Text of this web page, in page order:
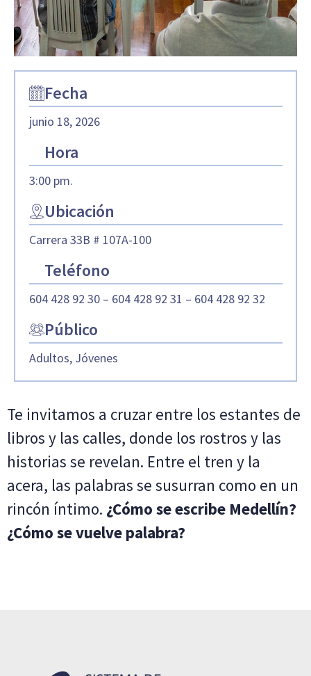
Fecha
junio 18, 2026
Hora
3:00 pm.
Ubicación
Carrera 33B # 107A-100
Teléfono
604 428 92 30 – 604 428 92 31 – 604 428 92 32
Público
Adultos, Jóvenes
Te invitamos a cruzar entre los estantes de
libros y las calles, donde los rostros y las
historias se revelan. Entre el tren y la
acera, las palabras se susurran como en un
rincón íntimo. ¿Cómo se escribe Medellín?
¿Cómo se vuelve palabra?